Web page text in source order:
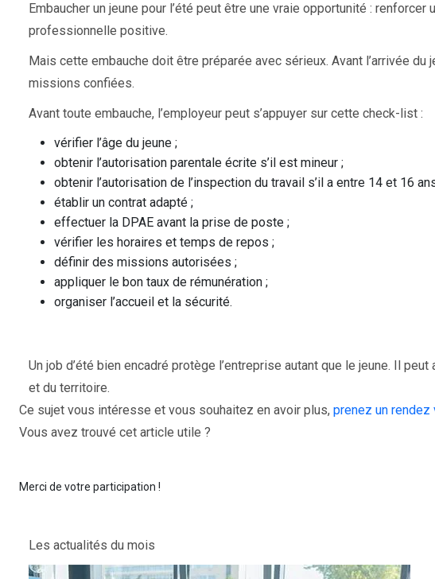
Embaucher un jeune pour l’été peut être une vraie opportunité :
professionnelle positive.
Mais cette embauche doit être préparée avec sérieux. Avant l’arrivée
missions confiées.
Avant toute embauche, l’employeur peut s’appuyer sur cette check-list :
vérifier l’âge du jeune ;
obtenir l’autorisation parentale écrite s’il est mineur ;
obtenir l’autorisation de l’inspection du travail s’il a entre 14 et 16
établir un contrat adapté ;
effectuer la DPAE avant la prise de poste ;
vérifier les horaires et temps de repos ;
définir des missions autorisées ;
appliquer le bon taux de rémunération ;
organiser l’accueil et la sécurité.
Un job d’été bien encadré protège l’entreprise autant que le jeune. Il
et du territoire.
Ce sujet vous intéresse et vous souhaitez en avoir plus, prenez un
Vous avez trouvé cet article utile ?
Merci de votre participation !
Les actualités du mois